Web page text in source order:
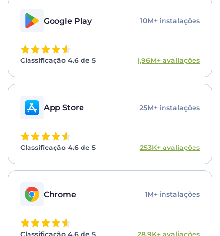
Google Play 10M+ instalações
Classificação 4.6 de 5 1,96M+ avaliações
App Store 25M+ instalações
Classificação 4.6 de 5 253K+ avaliações
Chrome 1M+ instalações
Classificação 4.6 de 5 28,9K+ avaliações